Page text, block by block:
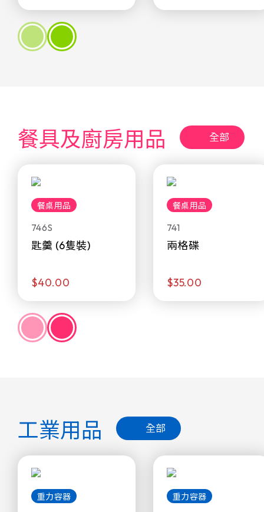
餐具及廚房用品 全部
餐桌用品
746S
匙羹 (6隻裝)
$40.00
餐桌用品
741
兩格碟
$35.00
工業用品 全部
重力容器 重力容器